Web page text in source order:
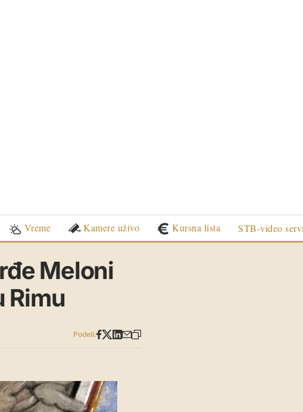
Vreme Kamere uživo Kursna lista STB-video
Meloni
Rimu
Podeli: